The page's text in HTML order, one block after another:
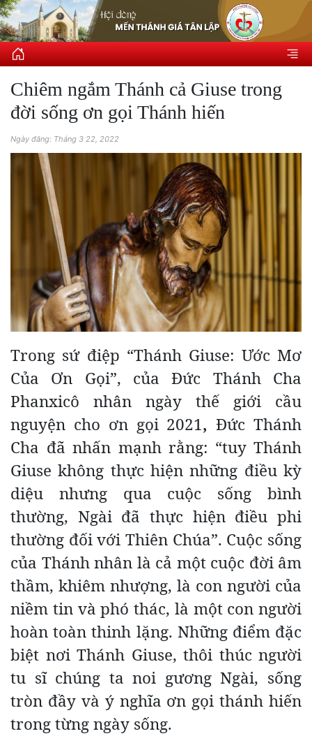
Chiêm ngắm Thánh cả Giuse trong
đời sống ơn gọi Thánh hiến
Ngày đăng: Tháng 3 22, 2022
Trong sứ điệp “Thánh Giuse: Ước Mơ
Của Ơn Gọi”, của Đức Thánh Cha
Phanxicô nhân ngày thế giới cầu
nguyện cho ơn gọi 2021,Đức Thánh
Cha đã nhấn mạnh rằng: “tuy Thánh
Giuse không thực hiện những điều kỳ
diệu nhưng qua cuộc sống bình
thường, Ngài đã thực hiện điều phi
thường đối với Thiên Chúa”. Cuộc sống
của Thánh nhân là cả một cuộc đời âm
thầm, khiêm nhượng, là con người của
niềm tin và phó thác, là một con người
hoàn toàn thinh lặng. Những điểm đặc
biệt nơi Thánh Giuse, thôi thúc người
tu sĩ chúng ta noi gương Ngài, sống
tròn đầy và ý nghĩa ơn gọi thánh hiến
trong từng ngày sống.